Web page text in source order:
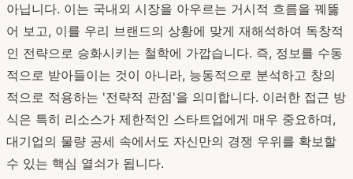
아닙니다. 이는 국내외 시장을 아우르는 거시적 흐름을 꿰뚫
어 보고, 이를 우리 브랜드의 상황에 맞게 재해석하여 독창적
인 전략으로 승화시키는 철학에 가깝습니다. 즉, 정보를 수동
적으로 받아들이는 것이 아니라, 능동적으로 분석하고 창의
적으로 적용하는 '전략적 관점'을 의미합니다. 이러한 접근 방
식은 특히 리소스가 제한적인 스타트업에게 매우 중요하며,
대기업의 물량 공세 속에서도 자신만의 경쟁 우위를 확보할
수 있는 핵심 열쇠가 됩니다.